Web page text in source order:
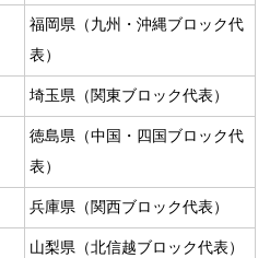
福岡県（九州・沖縄ブロック代
表）
埼玉県（関東ブロック代表）
徳島県（中国・四国ブロック代
表）
兵庫県（関西ブロック代表）
山梨県（北信越ブロック代表）